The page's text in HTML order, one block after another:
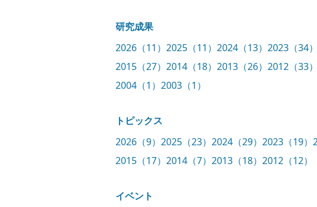
研究成果
2026（11） 2025（11） 2024（13） 2023（34）
2015（27） 2014（18） 2013（26） 2012（33）
2004（1） 2003（1）
トピックス
2026（9） 2025（23） 2024（29） 2023（19）
2015（17） 2014（7） 2013（18） 2012（12）
イベント